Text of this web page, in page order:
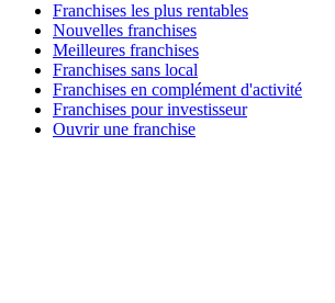
Franchises les plus rentables
Nouvelles franchises
Meilleures franchises
Franchises sans local
Franchises en complément d'activité
Franchises pour investisseur
Ouvrir une franchise